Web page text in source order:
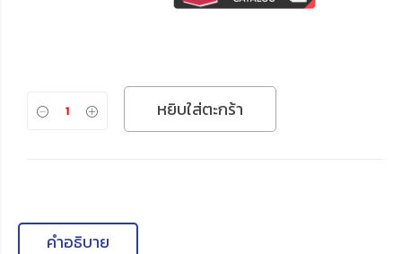
หยิบใส่ตะกร้า
คำอธิบาย